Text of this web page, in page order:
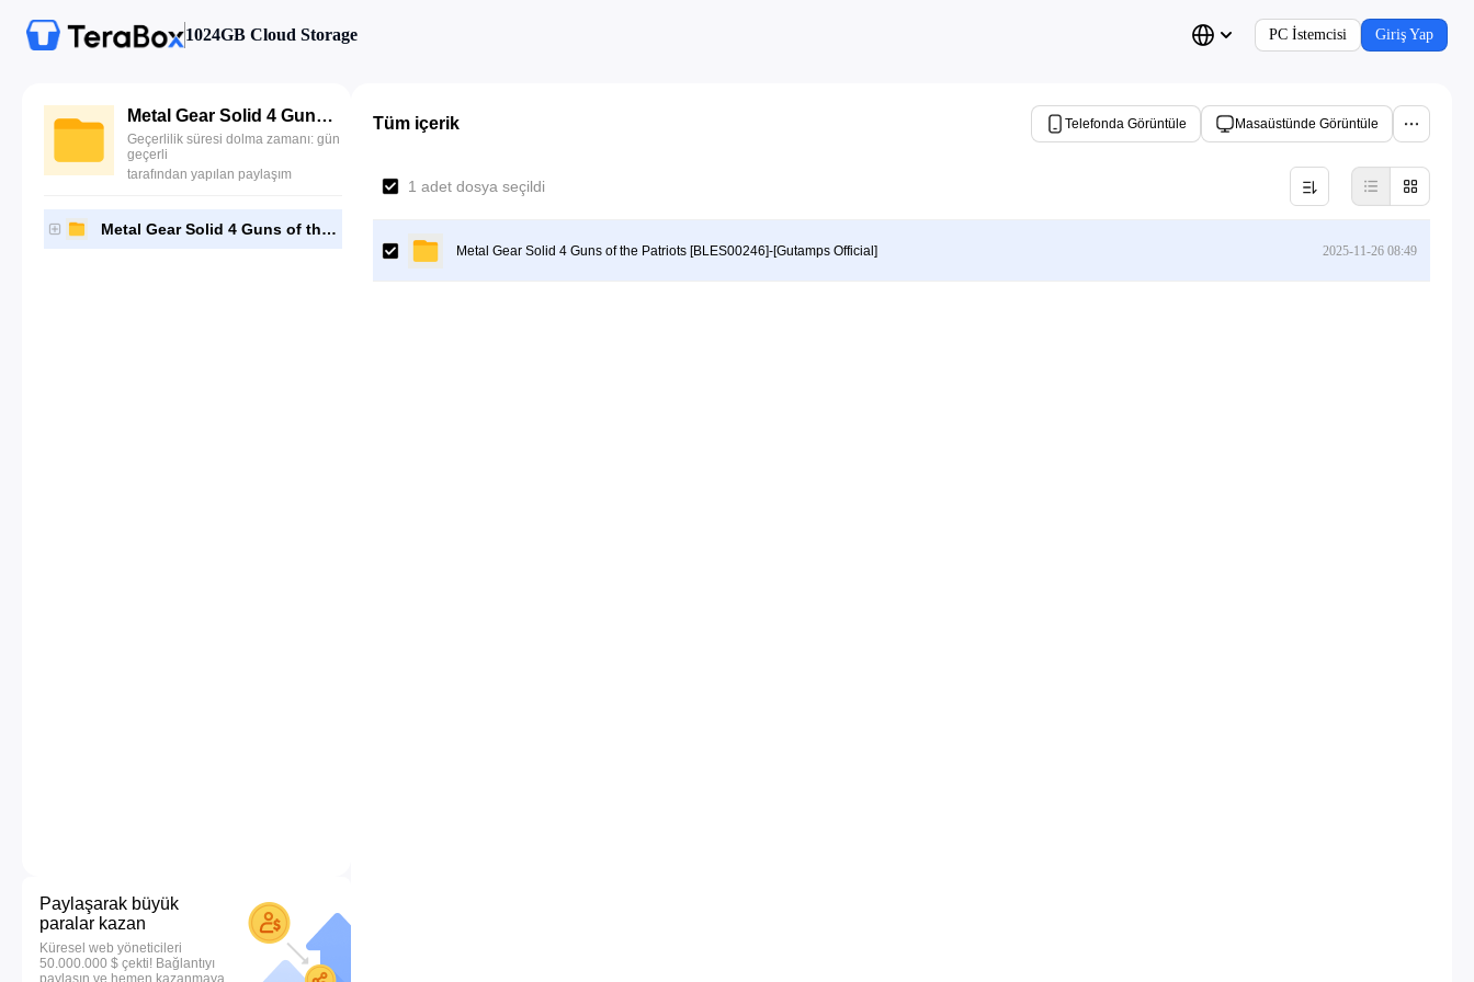
1024GB Cloud Storage PC İstemcisi Giriş Yap
Metal Gear Solid 4 Guns of the Patriots [BLES00246]-[Gutamps Official]
Geçerlilik süresi dolma zamanı: gün
geçerli
tarafından yapılan paylaşım
Metal Gear Solid 4 Guns of the Patriots [BLES00246]-[Gutamps Official]
Paylaşarak büyük
paralar kazan
Küresel web yöneticileri
50.000.000 $ çekti! Bağlantıyı
paylaşın ve hemen kazanmaya
Tüm içerik Telefonda Görüntüle Masaüstünde Görüntüle
1 adet dosya seçildi
Metal Gear Solid 4 Guns of the Patriots [BLES00246]-[Gutamps Official] 2025-11-26 08:49